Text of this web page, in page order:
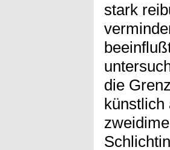
stark
die
künstlich